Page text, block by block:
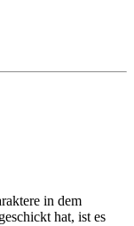
in dem
hat, ist es